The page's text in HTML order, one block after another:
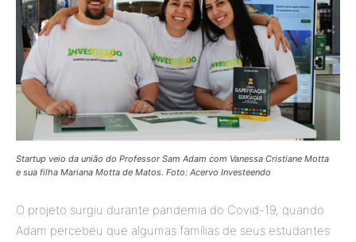
Startup veio da união do Professor Sam Adam com Vanessa Cristiane Motta
e sua filha Mariana Motta de Matos. Foto: Acervo Investeendo
O projeto surgiu durante pandemia do Covid-19, quando
Adam percebeu que algumas famílias de seus estudantes